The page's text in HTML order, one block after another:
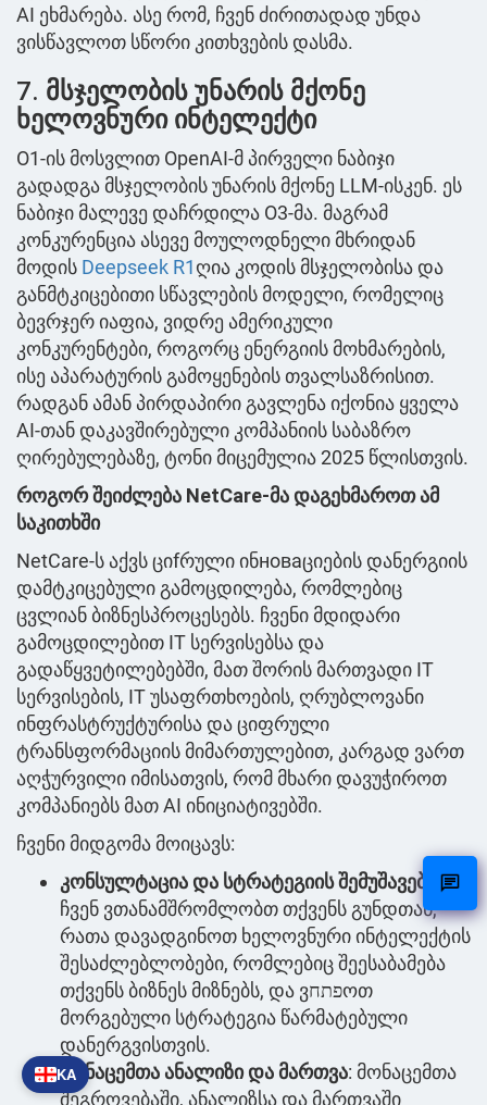
AI ეხმარება. ასე რომ, ჩვენ ძირითადად უნდა
ვისწავლოთ სწორი კითხვების დასმა.
7. მსჯელობის უნარის მქონე
ხელოვნური ინტელექტი
O1-ის მოსვლით OpenAI-მ პირველი ნაბიჯი
გადადგა მსჯელობის უნარის მქონე LLM-ისკენ. ეს
ნაბიჯი მალევე დაჩრდილა O3-მა. მაგრამ
კონკურენცია ასევე მოულოდნელი მხრიდან
მოდის Deepseek R1ღია კოდის მსჯელობისა და
განმტკიცებითი სწავლების მოდელი, რომელიც
ბევრჯერ იაფია, ვიდრე ამერიკული
კონკურენტები, როგორც ენერგიის მოხმარების,
ისე აპარატურის გამოყენების თვალსაზრისით.
რადგან ამან პირდაპირი გავლენა იქონია ყველა
AI-თან დაკავშირებული კომპანიის საბაზრო
ღირებულებაზე, ტონი მიცემულია 2025 წლისთვის.
როგორ შეიძლება NetCare-მა დაგეხმაროთ ამ
საკითხში
NetCare-ს აქვს ციfრული ინноваციების დანერგიის
დამტკიცებული გამოცდილება, რომლებიც
ცვლიან ბიზნესპროცესებს. ჩვენი მდიდარი
გამოცდილებით IT სერვისებსა და
გადაწყვეტილებებში, მათ შორის მართვადი IT
სერვისების, IT უსაფრთხოების, ღრუბლოვანი
ინფრასტრუქტურისა და ციფრული
ტრანსფორმაციის მიმართულებით, კარგად ვართ
აღჭურვილი იმისათვის, რომ მხარი დავუჭიროთ
კომპანიებს მათ AI ინიციატივებში.
ჩვენი მიდგომა მოიცავს:
კონსულტაცია და სტრატეგიის შემუშავება
ჩვენ ვთანამშრომლობთ თქვენს გუნდთან,
რათა დავადგინოთ ხელოვნური ინტელექტის
შესაძლებლობები, რომლებიც შეესაბამება
თქვენს ბიზნეს მიზნებს, და ვפתחოთ
მორგებული სტრატეგია წარმატებული
დანერგვისთვის.
მონაცემთა ანალიზი და მართვა: მონაცემთა
შეგროვებაში, ანალიზსა და მართვაში
KA